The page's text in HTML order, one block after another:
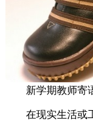
新学期教师寄
在现实生活或